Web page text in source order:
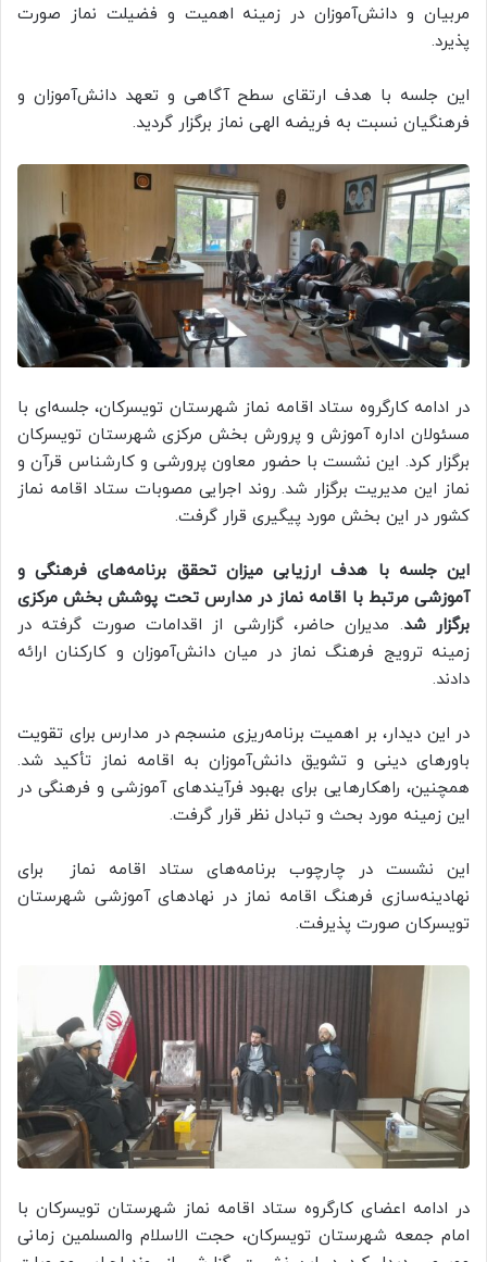
مربیان و دانش‌آموزان در زمینه اهمیت و فضیلت نماز صورت
پذیرد.
این جلسه با هدف ارتقای سطح آگاهی و تعهد دانش‌آموزان و
فرهنگیان نسبت به فریضه الهی نماز برگزار گردید.
در ادامه کارگروه ستاد اقامه نماز شهرستان تویسرکان، جلسه‌ای با
مسئولان اداره آموزش و پرورش بخش مرکزی شهرستان تویسرکان
برگزار کرد. این نشست با حضور معاون پرورشی و کارشناس قرآن و
نماز این مدیریت برگزار شد. روند اجرایی مصوبات ستاد اقامه نماز
کشور در این بخش مورد پیگیری قرار گرفت.
این جلسه با هدف ارزیابی میزان تحقق برنامه‌های فرهنگی و
آموزشی مرتبط با اقامه نماز در مدارس تحت پوشش بخش مرکزی
برگزار شد. مدیران حاضر، گزارشی از اقدامات صورت گرفته در
زمینه ترویج فرهنگ نماز در میان دانش‌آموزان و کارکنان ارائه
دادند.
در این دیدار، بر اهمیت برنامه‌ریزی منسجم در مدارس برای تقویت
باورهای دینی و تشویق دانش‌آموزان به اقامه نماز تأکید شد.
همچنین، راهکارهایی برای بهبود فرآیندهای آموزشی و فرهنگی در
این زمینه مورد بحث و تبادل نظر قرار گرفت.
این نشست در چارچوب برنامه‌های ستاد اقامه نماز برای
نهادینه‌سازی فرهنگ اقامه نماز در نهادهای آموزشی شهرستان
تویسرکان صورت پذیرفت.
در ادامه اعضای کارگروه ستاد اقامه نماز شهرستان تویسرکان با
امام جمعه شهرستان تویسرکان، حجت الاسلام والمسلمین زمانی